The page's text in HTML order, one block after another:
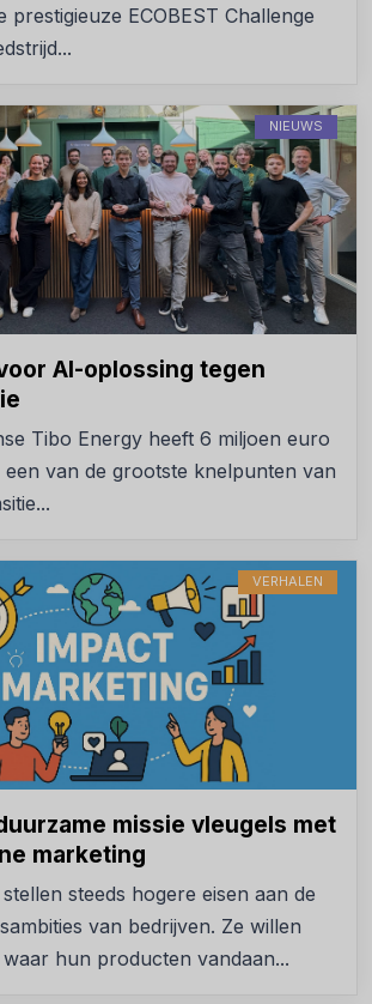
prestigieuze ECOBEST Challenge
NIEUWS
AI-oplossing tegen
Tibo Energy heeft 6 miljoen euro
een van de grootste knelpunten van
VERHALEN
missie vleugels met
marketing
steeds hogere eisen aan de
van bedrijven. Ze willen
hun producten vandaan...